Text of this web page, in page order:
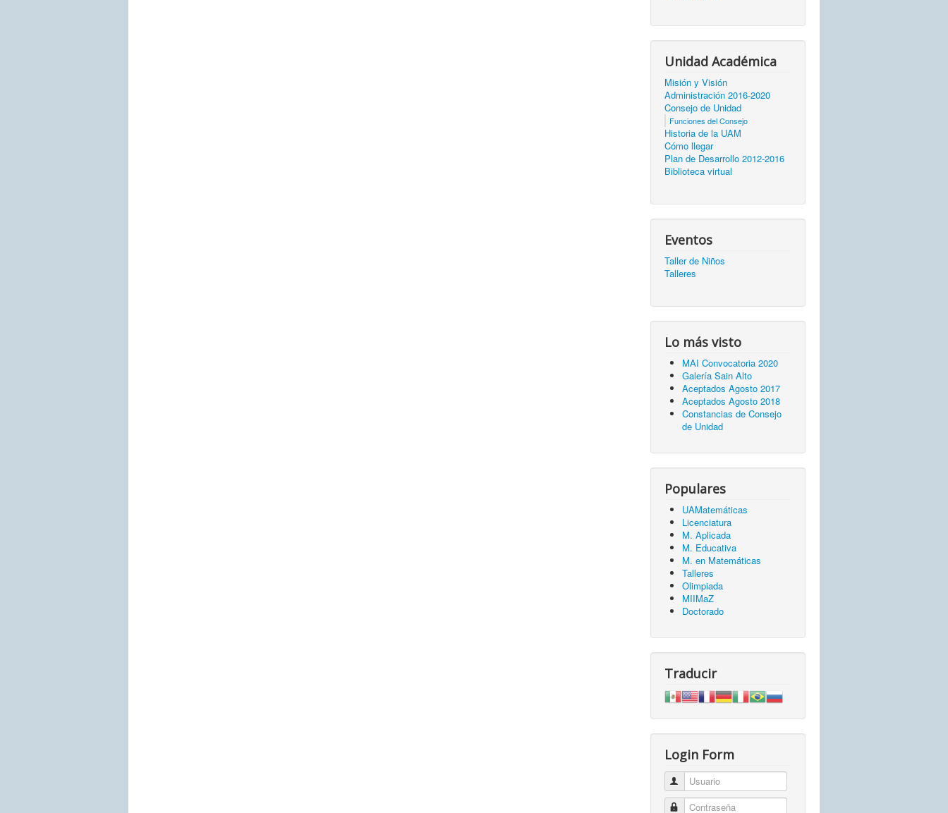
Unidad Académica
Misión y Visión
Administración 2016-2020
Consejo de Unidad
Funciones del Consejo
Historia de la UAM
Cómo llegar
Plan de Desarrollo 2012-2016
Biblioteca virtual
Eventos
Taller de Niños
Talleres
Lo más visto
MAI Convocatoria 2020
Galería Sain Alto
Aceptados Agosto 2017
Aceptados Agosto 2018
Constancias de Consejo
de Unidad
Populares
UAMatemáticas
Licenciatura
M. Aplicada
M. Educativa
M. en Matemáticas
Talleres
Olimpiada
MIIMaZ
Doctorado
Traducir
Login Form
Usuario
Contraseña